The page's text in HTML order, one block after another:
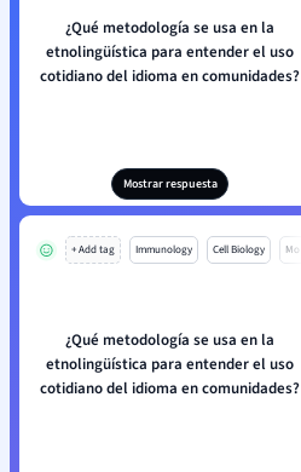
¿Qué metodología se usa en la
etnolingüística para entender el uso
cotidiano del idioma en comunidades?
Mostrar respuesta
+ Add tag Immunology Cell Biology Mo
¿Qué metodología se usa en la
etnolingüística para entender el uso
cotidiano del idioma en comunidades?